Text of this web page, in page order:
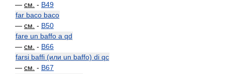
— см. - B49
far baco baco
— см. - B50
fare un baffo a qd
— см. - B66
farsi baffi (или un baffo) di qc
— см. - B67